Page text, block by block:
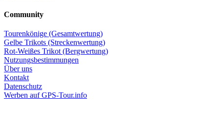
Community
Tourenkönige (Gesamtwertung)
Gelbe Trikots (Streckenwertung)
Rot-Weißes Trikot (Bergwertung)
Nutzungsbestimmungen
Über uns
Kontakt
Datenschutz
Werben auf GPS-Tour.info